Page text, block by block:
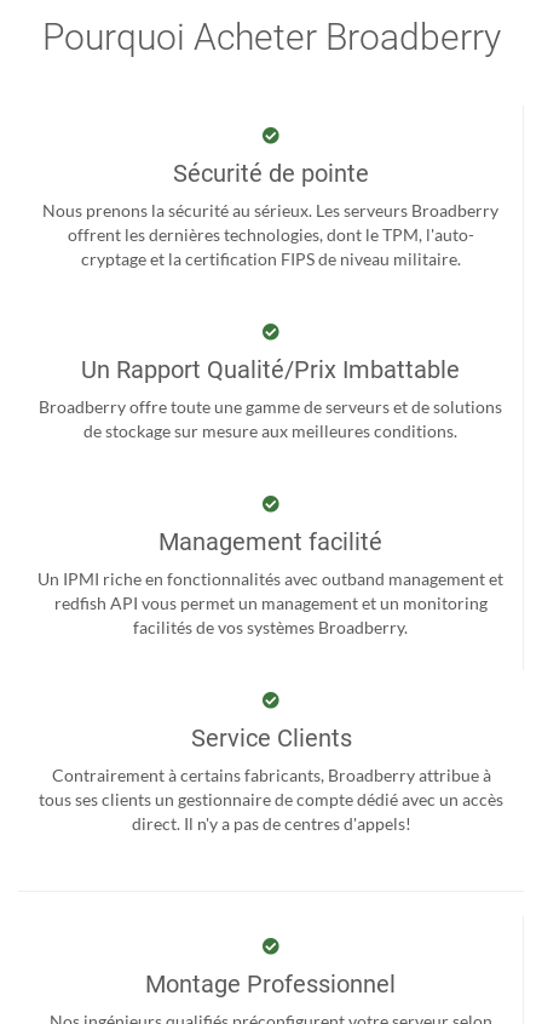
Pourquoi Acheter Broadberry
Sécurité de pointe
Nous prenons la sécurité au sérieux. Les serveurs Broadberry
offrent les dernières technologies, dont le TPM, l'auto-
cryptage et la certification FIPS de niveau militaire.
Un Rapport Qualité/Prix Imbattable
Broadberry offre toute une gamme de serveurs et de solutions
de stockage sur mesure aux meilleures conditions.
Management facilité
Un IPMI riche en fonctionnalités avec outband management et
redfish API vous permet un management et un monitoring
facilités de vos systèmes Broadberry.
Service Clients
Contrairement à certains fabricants, Broadberry attribue à
tous ses clients un gestionnaire de compte dédié avec un accès
direct. Il n'y a pas de centres d'appels!
Montage Professionnel